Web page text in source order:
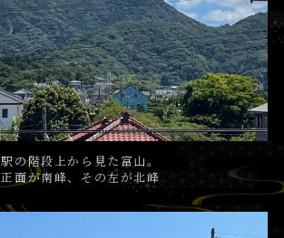
駅の階段上から見た富山。
正面が南峰、その左が北峰